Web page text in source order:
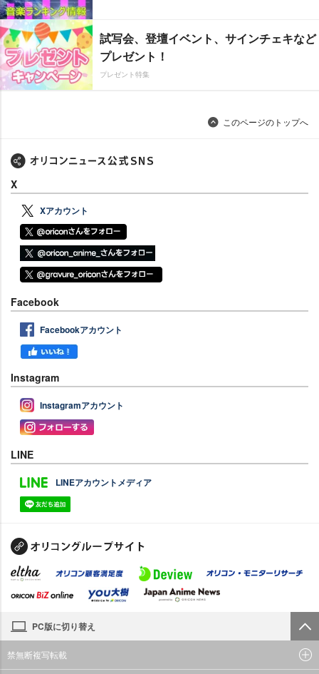
試写会、登壇イベント、サインチェキなど
プレゼント！
プレゼント特集
このページのトップへ
X
Xアカウント
Facebook
Facebookアカウント
Instagram
Instagramアカウント
LINE
LINEアカウントメディア
PC版に切り替え
禁無断複写転載